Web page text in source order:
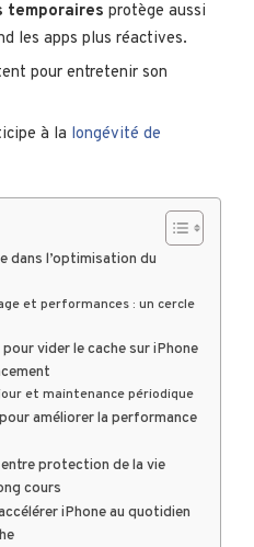
temporaires protège aussi
les apps plus réactives.
pour entretenir son
à la longévité de
dans l’optimisation du
et performances : un cercle
vider le cache sur iPhone
et maintenance périodique
améliorer la performance
protection de la vie
cours
iPhone au quotidien